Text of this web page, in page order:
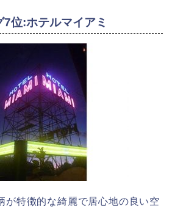
7位:ホテルマイアミ
が特徴的な綺麗で居心地の良い空